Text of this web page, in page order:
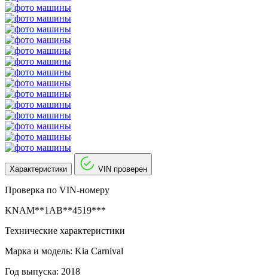
Характеристики VIN проверен
Проверка по VIN-номеру
KNAM**1AB**4519***
Технические характеристики
Марка и модель: Kia Carnival
Год выпуска: 2018